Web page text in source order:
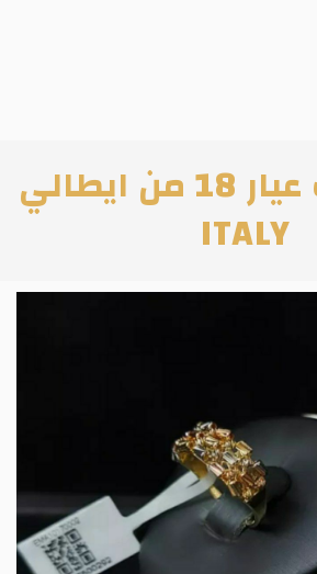
خاتم ذهب عيار 18 من ايطالي
ITALY